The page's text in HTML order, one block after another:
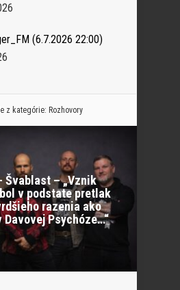
(6.7.2026 22:00)
z kategórie: Rozhovory
Švablast – „Vznik
v podstate pretlak
razenia ako
Psychóze…“